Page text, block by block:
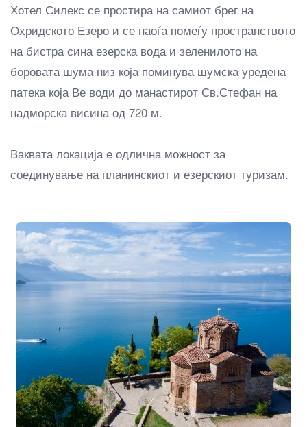
Хотел Силекс се простира на самиот брег на
Охридското Езеро и се наоѓа помеѓу пространството
на бистра сина езерска вода и зеленилото на
боровата шума низ која поминува шумска уредена
патека која Ве води до манастирот Св.Стефан на
надморска висина од 720 м.
Ваквата локација е одлична можност за
соединување на планинскиот и езерскиот туризам.